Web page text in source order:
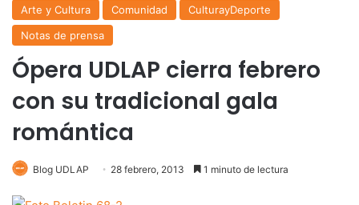
Arte y Cultura Comunidad
CulturayDeporte
Notas de prensa
Ópera UDLAP cierra febrero
con su tradicional gala
romántica
Blog UDLAP 28 febrero, 2013 1 minuto de lectura